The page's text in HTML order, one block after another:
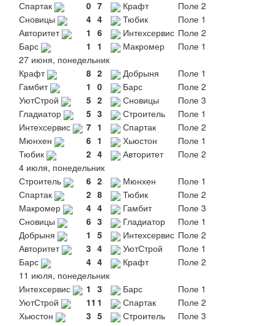
Спартак
0 7 Крафт
Поле 2
Сновицы
4 4 Тюбик
Поле 1
Авторитет
1 6 Интехсервис Поле 2
Барс
1 1 Макромер
Поле 1
27 июня, понедельник
Крафт
8 2 Добрыня
Поле 1
Гамбит
1 0 Барс
Поле 2
УютСтрой
5 2 Сновицы
Поле 3
Гладиатор
5 3 Строитель
Поле 1
Интехсервис
7 1 Спартак
Поле 2
Мюнхен
6 1 Хьюстон
Поле 1
Тюбик
2 4 Авторитет
Поле 2
4 июля, понедельник
Строитель
6 2 Мюнхен
Поле 1
Спартак
2 8 Тюбик
Поле 2
Макромер
4 4 Гамбит
Поле 3
Сновицы
6 3 Гладиатор
Поле 1
Добрыня
1 5 Интехсервис Поле 2
Авторитет
3 4 УютСтрой
Поле 1
Барс
4 4 Крафт
Поле 2
11 июля, понедельник
Интехсервис
1 3 Барс
Поле 1
УютСтрой
11 1 Спартак
Поле 2
Хьюстон
3 5 Строитель
Поле 3